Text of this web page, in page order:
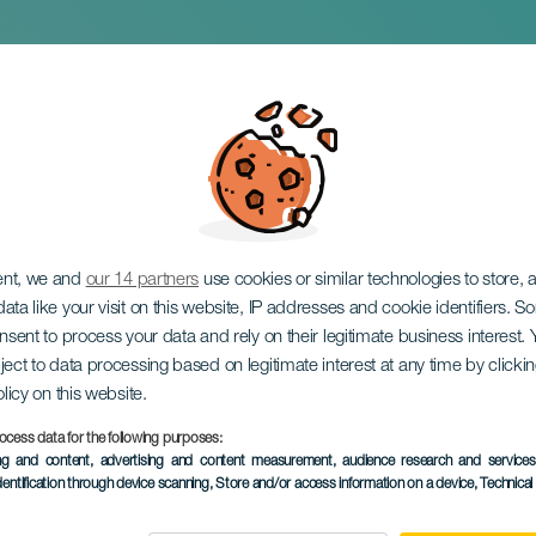
we and our 14 partners use cookies or similar technologies to store,
like your visit on this website, IP addresses and cookie identifiers.
to process your data and rely on their legitimate business interest.
to data processing based on legitimate interest at any time by
on this website.
data for the following purposes:
and content, advertising and content measurement, audience research and
through device scanning, Store and/or access information on a device,
Endlich bin ich
VERGANGENE